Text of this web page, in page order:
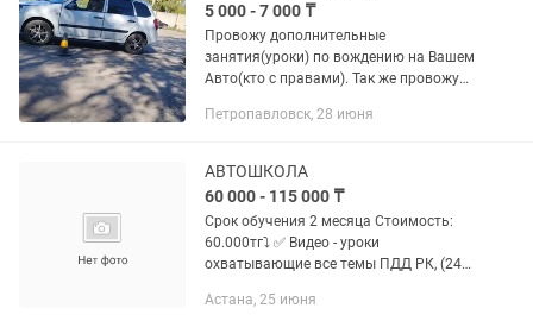
5 000 - 7 000 ₸
Провожу дополнительные
занятия(уроки) по вождению на Вашем
Авто(кто с правами). Так же провожу
лиц как с правами, так и без
Петропавловск, 28 июня
АВТОШКОЛА
60 000 - 115 000 ₸
Срок обучения 2 месяца Стоимость:
60.000тг⤵️ ✅ Видео - уроки
охватывающие все темы ПДД РК, (24/7
вашего города 🎁 Тесты с ответами
Астана, 25 июня